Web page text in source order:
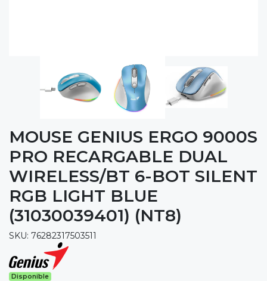
MOUSE GENIUS ERGO 9000S
PRO RECARGABLE DUAL
WIRELESS/BT 6-BOT SILENT
RGB LIGHT BLUE
(31030039401) (NT8)
SKU: 76282317503511
Disponible